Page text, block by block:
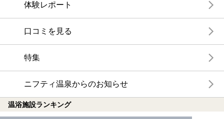
体験レポート
口コミを見る
特集
ニフティ温泉からのお知らせ
温浴施設ランキング